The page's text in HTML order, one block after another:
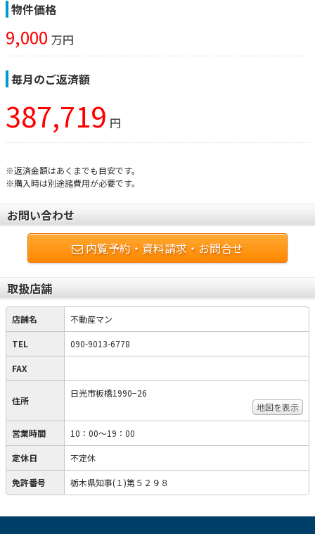
物件価格
9,000 万円
毎月のご返済額
387,719 円
※返済金額はあくまでも目安です。
※購入時は別途諸費用が必要です。
お問い合わせ
内覧予約・資料請求・お問合せ
取扱店舗
店舗名 不動産マン
TEL 090-9013-6778
FAX
住所
日光市板橋1990−26
地図を表示
営業時間 10：00〜19：00
定休日 不定休
免許番号 栃木県知事(１)第５２９８